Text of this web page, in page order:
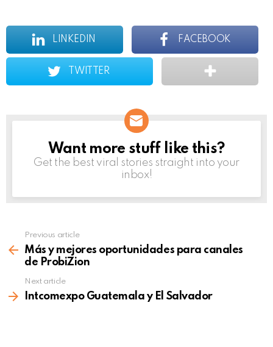
LINKEDIN FACEBOOK
TWITTER
NEWSLETTER
Want more stuff like this?
Get the best viral stories straight into your
inbox!
more
Previous article
Más y mejores oportunidades para canales
de ProbiZion
Next article
Intcomexpo Guatemala y El Salvador